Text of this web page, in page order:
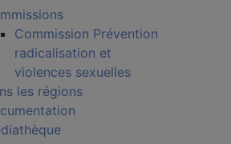
Commission Prévention
radicalisation et
violences sexuelles
les régions